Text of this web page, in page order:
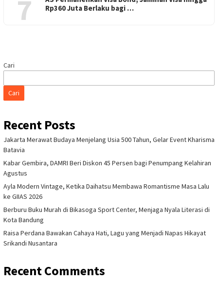
7
Rp360 Juta Berlaku bagi …
Cari
Cari
Recent Posts
Jakarta Merawat Budaya Menjelang Usia 500 Tahun, Gelar Event Kharisma
Batavia
Kabar Gembira, DAMRI Beri Diskon 45 Persen bagi Penumpang Kelahiran
Agustus
Ayla Modern Vintage, Ketika Daihatsu Membawa Romantisme Masa Lalu
ke GIIAS 2026
Berburu Buku Murah di Bikasoga Sport Center, Menjaga Nyala Literasi di
Kota Bandung
Raisa Perdana Bawakan Cahaya Hati, Lagu yang Menjadi Napas Hikayat
Srikandi Nusantara
Recent Comments